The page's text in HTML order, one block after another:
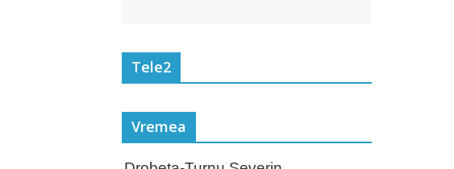
Tele2
Vremea